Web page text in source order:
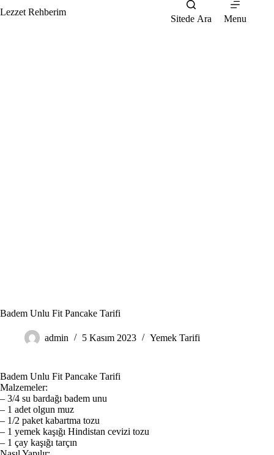
to
Lezzet Rehberim
Sitede Ara Menu
Badem Unlu Fit Pancake Tarifi
admin 5 Kasım 2023 Yemek Tarifi
Badem Unlu Fit Pancake Tarifi
Malzemeler:
– 3/4 su bardağı badem unu
– 1 adet olgun muz
– 1/2 paket kabartma tozu
– 1 yemek kaşığı Hindistan cevizi tozu
– 1 çay kaşığı tarçın